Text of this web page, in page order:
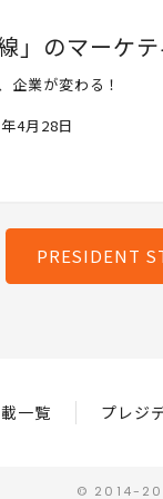
」のマーケ
企業が変わる！
4月28日
PRESIDENT
一覧 プレジ
© 2014-